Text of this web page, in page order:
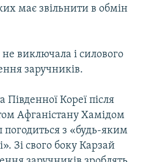
має звільнити в обмін
виключала і силового
заручників.
Кореї після
Афганістану Хамідом
з «будь-яким
Зі свого боку Карзай